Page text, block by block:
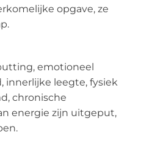
opgave, ze
emotioneel
innerlijke leegte, fysiek
chronische
energie zijn uitgeput,